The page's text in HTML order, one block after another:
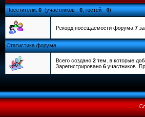
Посетители:0(участников -0, гостей -0)
Рекорд посещаемости форума 7
Статистика форума
Всего создано 2 тем, в которые
Зарегистрировано 6 участников.